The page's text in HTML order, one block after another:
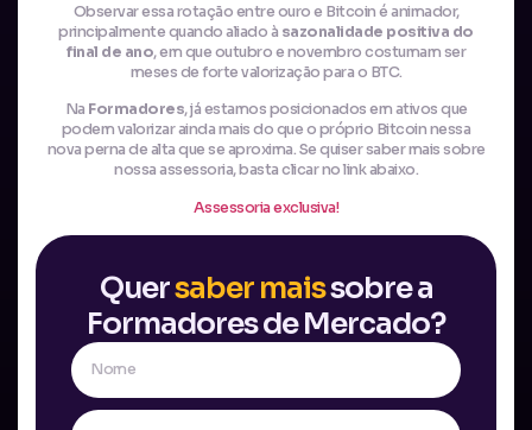
Observar essa rotação entre ouro e Bitcoin é animador,
principalmente quando aliado à sazonalidade positiva do
final de ano, em que outubro e novembro costumam ser
meses de forte valorização para o BTC.
Na Formadores, já estamos posicionados em ativos que
podem valorizar ainda mais do que o próprio Bitcoin nessa
nova perna de alta que se aproxima. Se quiser saber mais sobre
nossa assessoria, basta clicar no link abaixo.
Assessoria exclusiva!
Quersaber maissobre a
Formadores de Mercado?